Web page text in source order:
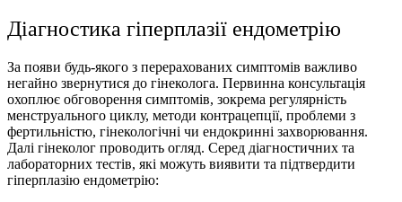
Діагностика гіперплазії ендометрію
За появи будь-якого з перерахованих симптомів важливо
негайно звернутися до гінеколога. Первинна консультація
охоплює обговорення симптомiв, зокрема регулярність
менструального циклу, методи контрацепції, проблеми з
фертильністю, гінекологічні чи ендокринні захворювання.
Далі гінеколог проводить огляд. Серед діагностичних та
лабораторних тестів, які можуть виявити та підтвердити
гіперплазію ендометрію: